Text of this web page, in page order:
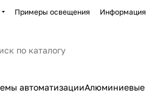
Примеры освещения Информация
автоматизацииАлюминиевые